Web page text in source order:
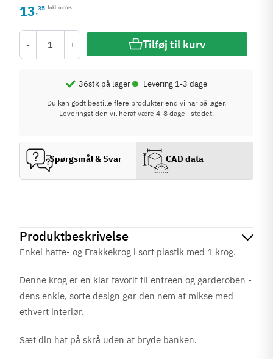
Produktbeskrivelse
Enkel hatte- og Frakkekrog i sort plastik med 1 krog.
Denne krog er en klar favorit til entreen og garderoben -
dens enkle, sorte design gør den nem at mikse med
ethvert interiør.
Sæt din hat på skrå uden at bryde banken.
13,35 Inkl. moms
- + Tilføj til kurv
36stk på lager• Levering 1-3 dage
Du kan godt bestille flere produkter end vi har på lager.
Leveringstiden vil heraf være 4-8 dage i stedet.
Spørgsmål & Svar CAD data